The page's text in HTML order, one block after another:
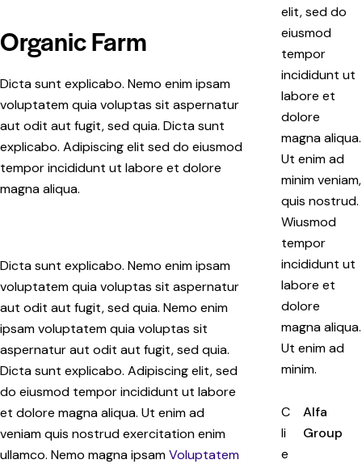
Organic Farm
Dicta sunt explicabo. Nemo enim ipsam
voluptatem quia voluptas sit aspernatur
aut odit aut fugit, sed quia. Dicta sunt
explicabo. Adipiscing elit sed do eiusmod
tempor incididunt ut labore et dolore
magna aliqua.
Dicta sunt explicabo. Nemo enim ipsam
voluptatem quia voluptas sit aspernatur
aut odit aut fugit, sed quia. Nemo enim
ipsam voluptatem quia voluptas sit
aspernatur aut odit aut fugit, sed quia.
Dicta sunt explicabo. Adipiscing elit, sed
do eiusmod tempor incididunt ut labore
et dolore magna aliqua. Ut enim ad
veniam quis nostrud exercitation enim
ullamco. Nemo magna ipsamVoluptatem
elit, sed do
eiusmod
tempor
incididunt ut
labore et
dolore
magna aliqua.
Ut enim ad
minim veniam,
quis nostrud.
Wiusmod
tempor
incididunt ut
labore et
dolore
magna aliqua.
Ut enim ad
minim.
C
li
e
Alfa
Group